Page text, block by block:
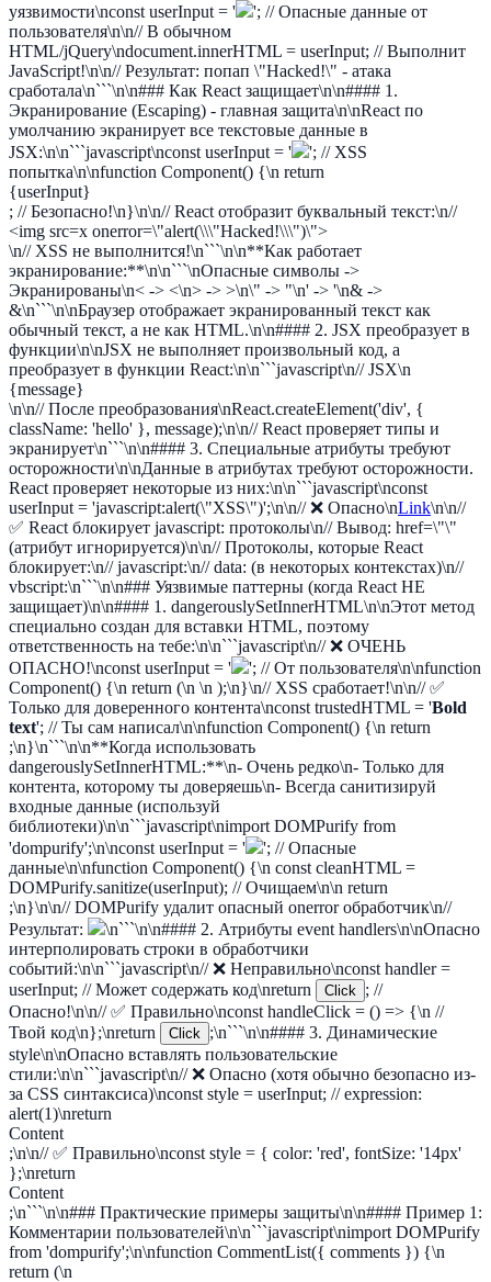
уязвимости\nconst userInput = '
'; // Опасные данные от
пользователя\n\n// В обычном
HTML/jQuery\ndocument.innerHTML = userInput; // Выполнит
JavaScript!\n\n// Результат: попап \"Hacked!\" - атака
сработала\n```\n\n### Как React защищает\n\n#### 1.
Экранирование (Escaping) - главная защита\n\nReact по
умолчанию экранирует все текстовые данные в
JSX:\n\n```javascript\nconst userInput = '
'; // XSS
попытка\n\nfunction Component() {\n return
{userInput}
; // Безопасно!\n}\n\n// React отобразит буквальный текст:\n//
<img src=x onerror=\"alert(\\\"Hacked!\\\")\">
\n// XSS не выполнится!\n```\n\n**Как работает
экранирование:**\n\n```\nОпасные символы ->
Экранированы\n< -> <\n> -> >\n\" -> "\n' -> '\n& ->
&\n```\n\nБраузер отображает экранированный текст как
обычный текст, а не как HTML.\n\n#### 2. JSX преобразует в
функции\n\nJSX не выполняет произвольный код, а
преобразует в функции React:\n\n```javascript\n// JSX\n
{message}
\n\n// После преобразования\nReact.createElement('div', {
className: 'hello' }, message);\n\n// React проверяет типы и
экранирует\n```\n\n#### 3. Специальные атрибуты требуют
осторожности\n\nДанные в атрибутах требуют осторожности.
React проверяет некоторые из них:\n\n```javascript\nconst
userInput = 'javascript:alert(\"XSS\")';\n\n// ❌ Опасно\nLink\n\n//
✅ React блокирует javascript: протоколы\n// Вывод: href=\"\"
(атрибут игнорируется)\n\n// Протоколы, которые React
блокирует:\n// javascript:\n// data: (в некоторых контекстах)\n//
vbscript:\n```\n\n### Уязвимые паттерны (когда React НЕ
защищает)\n\n#### 1. dangerouslySetInnerHTML\n\nЭтот метод
специально создан для вставки HTML, поэтому
ответственность на тебе:\n\n```javascript\n// ❌ ОЧЕНЬ
ОПАСНО!\nconst userInput = '
'; // От пользователя\n\nfunction
Component() {\n return (\n \n );\n}\n// XSS сработает!\n\n// ✅
Только для доверенного контента\nconst trustedHTML = 'Bold
text'; // Ты сам написал\n\nfunction Component() {\n return
;\n}\n```\n\n**Когда использовать
dangerouslySetInnerHTML:**\n- Очень редко\n- Только для
контента, которому ты доверяешь\n- Всегда санитизируй
входные данные (используй
библиотеки)\n\n```javascript\nimport DOMPurify from
'dompurify';\n\nconst userInput = '
'; // Опасные
данные\n\nfunction Component() {\n const cleanHTML =
DOMPurify.sanitize(userInput); // Очищаем\n\n return
;\n}\n\n// DOMPurify удалит опасный onerror обработчик\n//
Результат:
\n```\n\n#### 2. Атрибуты event handlers\n\nОпасно
интерполировать строки в обработчики
событий:\n\n```javascript\n// ❌ Неправильно\nconst handler =
userInput; // Может содержать код\nreturn
Click ; //
Опасно!\n\n// ✅ Правильно\nconst handleClick = () => {\n //
Твой код\n};\nreturn
Click ;\n```\n\n#### 3. Динамические
style\n\nОпасно вставлять пользовательские
стили:\n\n```javascript\n// ❌ Опасно (хотя обычно безопасно из-
за CSS синтаксиса)\nconst style = userInput; // expression:
alert(1)\nreturn
Content
;\n\n// ✅ Правильно\nconst style = { color: 'red', fontSize: '14px'
};\nreturn
Content
;\n```\n\n### Практические примеры защиты\n\n#### Пример 1:
Комментарии пользователей\n\n```javascript\nimport DOMPurify
from 'dompurify';\n\nfunction CommentList({ comments }) {\n
return (\n